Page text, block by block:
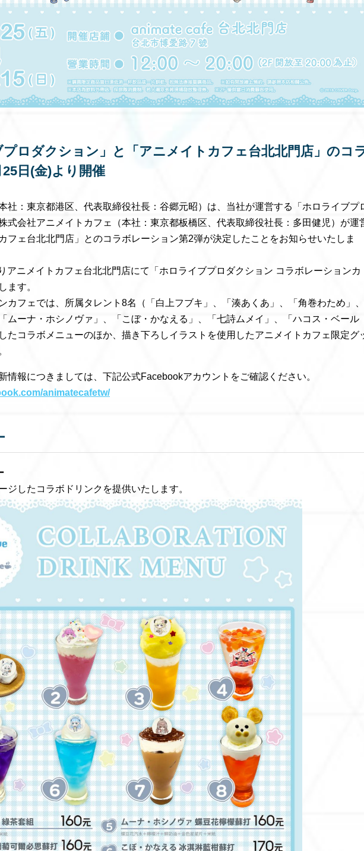
プロダクション」と「アニメイトカフェ台北北門店」のコ
日(金)より開催
社：東京都港区、代表取締役社長：谷郷元昭）は、当社が運営する「ホロライブプ
式会社アニメイトカフェ（本社：東京都板橋区、代表取締役社長：多田健児）が運
フェ台北北門店」とのコラボレーション第2弾が決定したことをお知らせいたしま
アニメイトカフェ台北北門店にて「ホロライブプロダクション コラボレーションカ
ます。
カフェでは、所属タレント8名（「白上フブキ」、「湊あくあ」、「角巻わため」、
ムーナ・ホシノヴァ」、「こぼ・かなえる」、「七詩ムメイ」、「ハコス・ベール
たコラボメニューのほか、描き下ろしイラストを使用したアニメイトカフェ限定グ
情報につきましては、下記公式Facebookアカウントをご確認ください。
animatecafetw/
ジしたコラボドリンクを提供いたします。